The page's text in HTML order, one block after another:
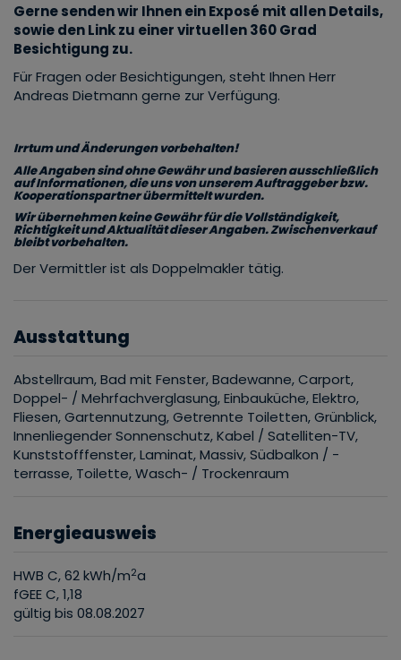
Gerne senden wir Ihnen ein Exposé mit allen Details,
sowie den Link zu einer virtuellen 360 Grad
Besichtigung zu.
Für Fragen oder Besichtigungen, steht Ihnen Herr
Andreas Dietmann gerne zur Verfügung.
Irrtum und Änderungen vorbehalten!
Alle Angaben sind ohne Gewähr und basieren ausschließlich
auf Informationen, die uns von unserem Auftraggeber bzw.
Kooperationspartner übermittelt wurden.
Wir übernehmen keine Gewähr für die Vollständigkeit,
Richtigkeit und Aktualität dieser Angaben. Zwischenverkauf
bleibt vorbehalten.
Der Vermittler ist als Doppelmakler tätig.
Ausstattung
Abstellraum Bad mit Fenster Badewanne Carport
Doppel- / Mehrfachverglasung Einbauküche Elektro
Fliesen Gartennutzung Getrennte Toiletten Grünblick
Innenliegender Sonnenschutz Kabel / Satelliten-TV
Kunststofffenster Laminat Massiv Südbalkon / -
terrasse Toilette Wasch- / Trockenraum
Energieausweis
HWB C, 62 kWh/m2a
fGEEC, 1,18
gültig bis 08.08.2027